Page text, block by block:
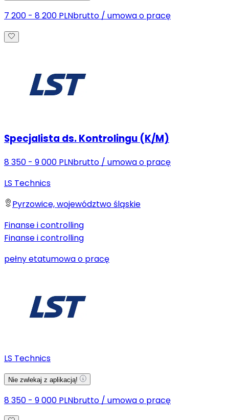
7 200 - 8 200 PLNbrutto / umowa o pracę
Specjalista ds. Kontrolingu (K/M)
8 350 - 9 000 PLNbrutto / umowa o pracę
LS Technics
Pyrzowice, województwo śląskie
Finanse i controlling
Finanse i controlling
pełny etatumowa o pracę
LS Technics
Nie zwlekaj z aplikacją!
8 350 - 9 000 PLNbrutto / umowa o pracę